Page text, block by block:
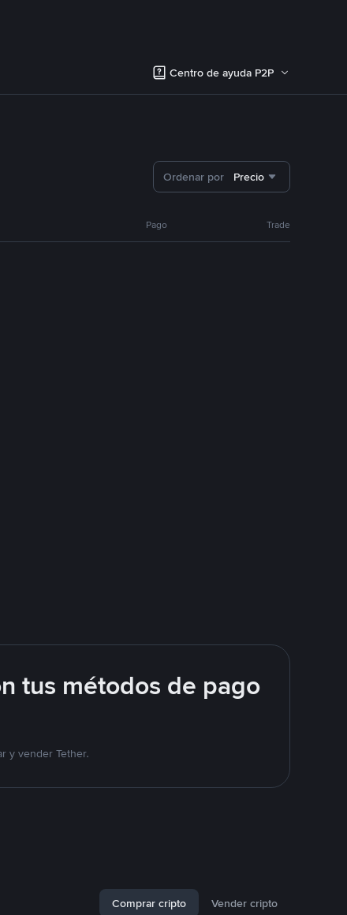
Centro de ayuda P2P
Ordenar por Precio
Pago Trade
tus métodos de pago
y vender Tether.
Comprar cripto Vender cripto